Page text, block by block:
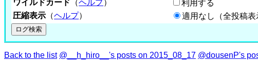
ワイルドカード （ヘルプ）
利用する
圧縮表示 （ヘルプ） 適用なし（全投稿表
Back to the list @__h_hiro__'s posts on 2015_08_17 @dousenP's